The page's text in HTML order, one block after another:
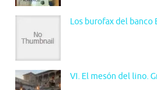
Los burofax del banco
VI. El mesón del lino.